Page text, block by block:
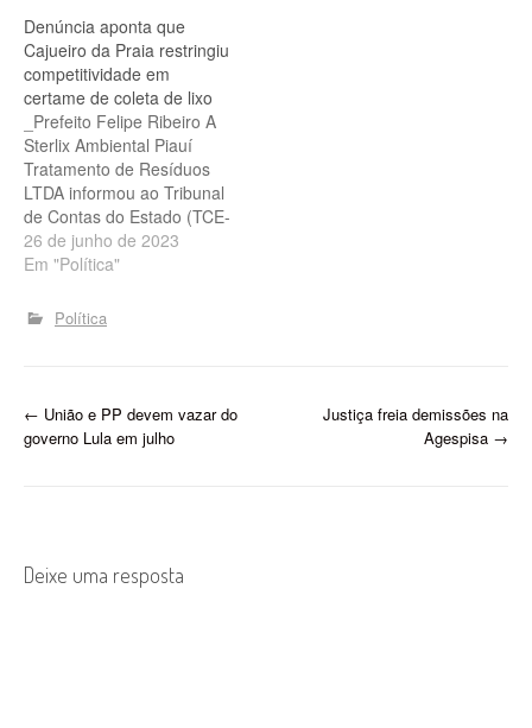
resíduos sólidos
urbanos. A determinação
foi comunicada pela
Associação Piauiense de
Municípios (APPM).
Tribunal de Contas do
Estado do…
Denúncia aponta que
Cajueiro da Praia restringiu
competitividade em
certame de coleta de lixo
_Prefeito Felipe Ribeiro A
Sterlix Ambiental Piauí
Tratamento de Resíduos
LTDA informou ao Tribunal
de Contas do Estado (TCE-
PI) eventual restrição de
competitividade no Pregão
que tem como objeto
a contratação de empresa
transporte, tratamento e
disposição dos resíduos
dos serviços de…
26 de junho de 2023
Em "Política"
Política
P
n
← União e PP devem vazar do
governo Lula em julho
Justiça freia demissões na
Agespisa →
Deixe uma resposta